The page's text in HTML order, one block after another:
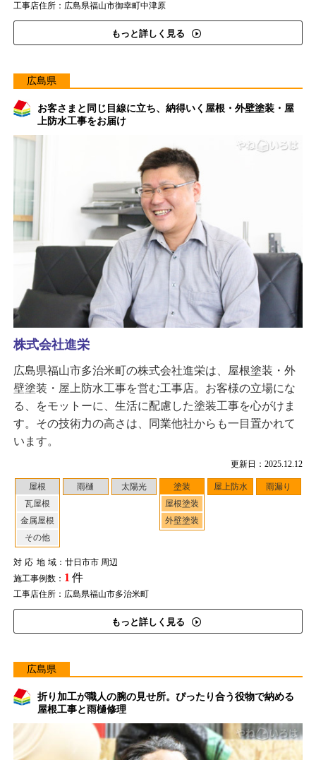
工事店住所：広島県福山市御幸町中津原
もっと詳しく見る
広島県
お客さまと同じ目線に立ち、納得いく屋根・外壁塗装・屋
上防水工事をお届け
更新日：2025.12.12
屋根
瓦屋根
金属屋根
その他
雨樋 太陽光
塗装
屋根塗装
外壁塗装
屋上防水 雨漏り
対応地域：廿日市市 周辺
施工事例数： 1 件
工事店住所：広島県福山市多治米町
もっと詳しく見る
株式会社進栄
広島県福山市多治米町の株式会社進栄は、屋根塗装・外
壁塗装・屋上防水工事を営む工事店。お客様の立場にな
る、をモットーに、生活に配慮した塗装工事を心がけま
す。その技術力の高さは、同業他社からも一目置かれて
います。
広島県
折り加工が職人の腕の見せ所。ぴったり合う役物で納める
屋根工事と雨樋修理